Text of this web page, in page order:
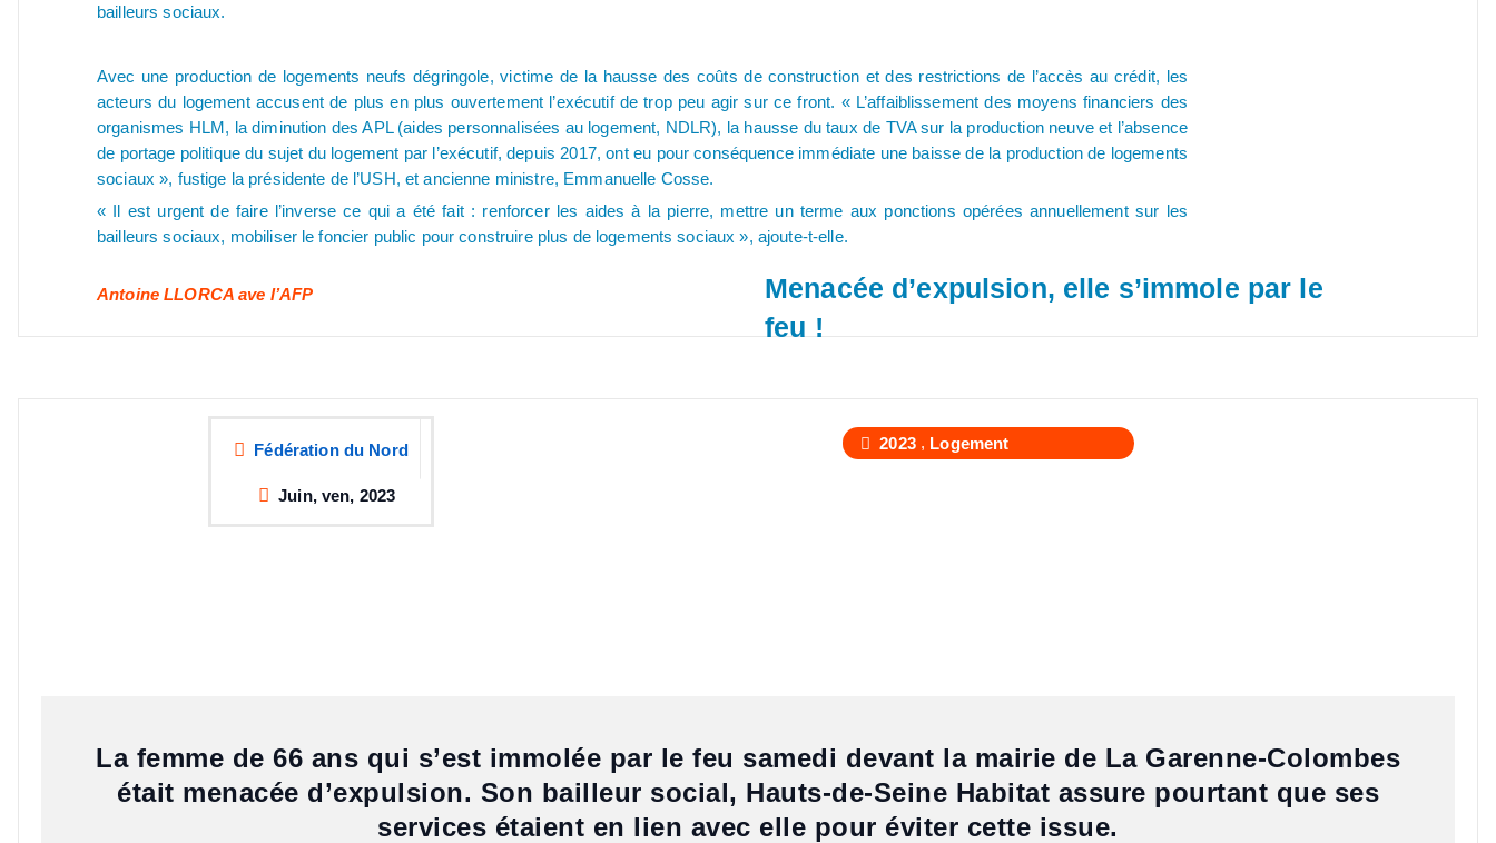
bailleurs sociaux.
Avec une production de logements neufs dégringole, victime de la hausse des coûts de construction et des restrictions de l’accès au crédit, les
acteurs du logement accusent de plus en plus ouvertement l’exécutif de trop peu agir sur ce front. « L’affaiblissement des moyens financiers des
organismes HLM, la diminution des APL (aides personnalisées au logement, NDLR), la hausse du taux de TVA sur la production neuve et l’absence
de portage politique du sujet du logement par l’exécutif, depuis 2017, ont eu pour conséquence immédiate une baisse de la production de logements
sociaux », fustige la présidente de l’USH, et ancienne ministre, Emmanuelle Cosse.
« Il est urgent de faire l’inverse ce qui a été fait : renforcer les aides à la pierre, mettre un terme aux ponctions opérées annuellement sur les
bailleurs sociaux, mobiliser le foncier public pour construire plus de logements sociaux », ajoute-t-elle.
Antoine LLORCA ave l’AFP
Fédération du Nord
Juin, ven, 2023
2023, Logement
Menacée d’expulsion, elle s’immole par le
feu !
La femme de 66 ans qui s’est immolée par le feu samedi devant la mairie de La Garenne-Colombes
était menacée d’expulsion. Son bailleur social, Hauts-de-Seine Habitat assure pourtant que ses
services étaient en lien avec elle pour éviter cette issue.